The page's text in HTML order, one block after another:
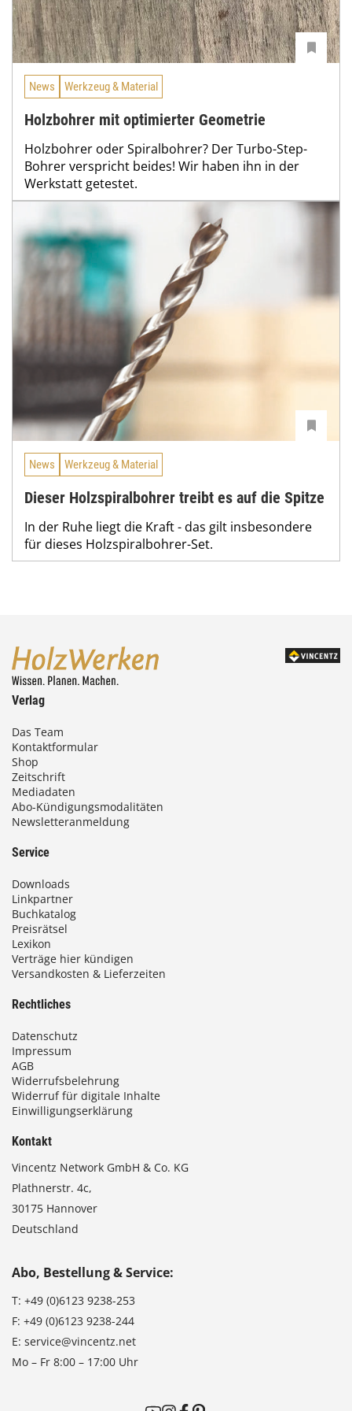
News Werkzeug & Material
Holzbohrer mit optimierter Geometrie
Holzbohrer oder Spiralbohrer? Der Turbo-Step-
Bohrer verspricht beides! Wir haben ihn in der
Werkstatt getestet.
News Werkzeug & Material
Dieser Holzspiralbohrer treibt es auf die Spitze
In der Ruhe liegt die Kraft - das gilt insbesondere
für dieses Holzspiralbohrer-Set.
Verlag
Das Team
Kontaktformular
Shop
Zeitschrift
Mediadaten
Abo-Kündigungsmodalitäten
Newsletteranmeldung
Service
Downloads
Linkpartner
Buchkatalog
Preisrätsel
Lexikon
Verträge hier kündigen
Versandkosten & Lieferzeiten
Rechtliches
Datenschutz
Impressum
AGB
Widerrufsbelehrung
Widerruf für digitale Inhalte
Einwilligungserklärung
Kontakt
Vincentz Network GmbH & Co. KG
Plathnerstr. 4c,
30175 Hannover
Deutschland
Abo, Bestellung & Service:
T: +49 (0)6123 9238-253
F: +49 (0)6123 9238-244
E: service@vincentz.net
Mo – Fr 8:00 – 17:00 Uhr